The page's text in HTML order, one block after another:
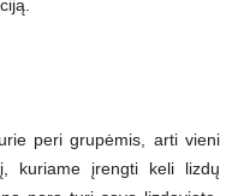
peri grupėmis, arti vieni
kuriame įrengti keli lizdų